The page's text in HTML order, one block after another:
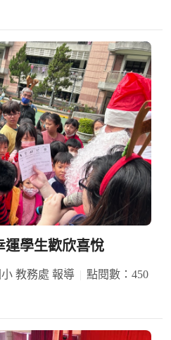
運學生歡欣喜悅
教務處 報導
點閱數：450